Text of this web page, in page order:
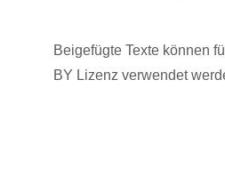
Beigefügte Texte können
BY Lizenz verwendet